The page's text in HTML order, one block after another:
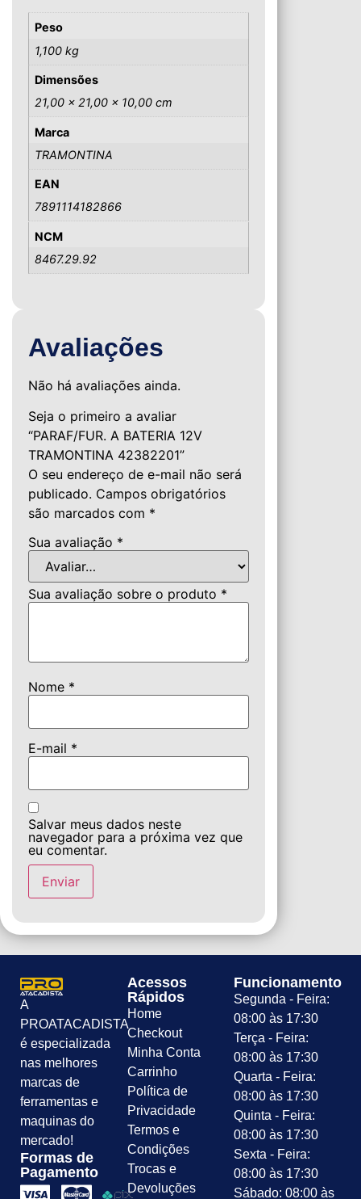
Peso
1,100 kg
Dimensões
21,00 × 21,00 × 10,00 cm
Marca
TRAMONTINA
EAN
7891114182866
NCM
8467.29.92
Avaliações
Não há avaliações ainda.
Seja o primeiro a avaliar
“PARAF/FUR. A BATERIA 12V
TRAMONTINA 42382201”
O seu endereço de e-mail não será
publicado. Campos obrigatórios
são marcados com *
Sua avaliação *
Sua avaliação sobre o produto *
Nome *
E-mail *
Salvar meus dados neste
navegador para a próxima vez que
eu comentar.
A
PROATACADISTA
é especializada
nas melhores
marcas de
ferramentas e
maquinas do
mercado!
Formas de
Pagamento
Acessos
Rápidos
Home
Checkout
Minha Conta
Carrinho
Política de
Privacidade
Termos e
Condições
Trocas e
Devoluções
Funcionamento
Segunda - Feira:
08:00 às 17:30
Terça - Feira:
08:00 às 17:30
Quarta - Feira:
08:00 às 17:30
Quinta - Feira:
08:00 às 17:30
Sexta - Feira:
08:00 às 17:30
Sábado: 08:00 às